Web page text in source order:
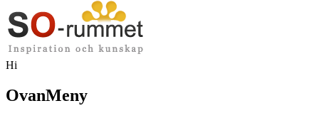
Hi
OvanMeny